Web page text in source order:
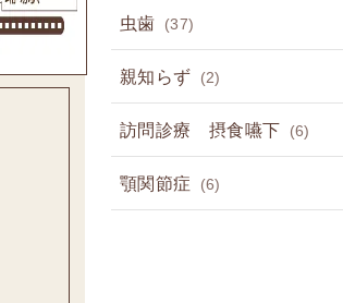
虫歯 (37)
親知らず (2)
訪問診療 摂食嚥下 (6)
顎関節症 (6)